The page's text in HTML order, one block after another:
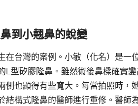
到小翹鼻的蛻變
在台灣的案例。小敏（化名）是一
L型矽膠隆鼻。雖然術後鼻樑確實
側也顯得有些寬大。每當拍照時
結構式隆鼻的醫師進行重修。醫師